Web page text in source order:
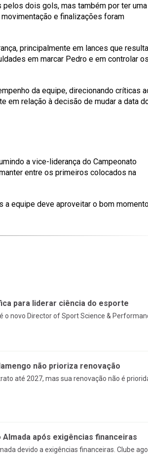
pelos dois gols, mas também por ter uma
movimentação e finalizações foram
principalmente em lances que
em marcar Pedro e em controlar os
da equipe, direcionando críticas
em relação à decisão de mudar a data
a vice-liderança do Campeonato
entre os primeiros colocados na
equipe deve aproveitar o bom
para liderar ciência do esporte
o novo Director of Sport Science &
não prioriza renovação
até 2027, mas sua renovação não é
após exigências financeiras
devido a exigências financeiras. Clube